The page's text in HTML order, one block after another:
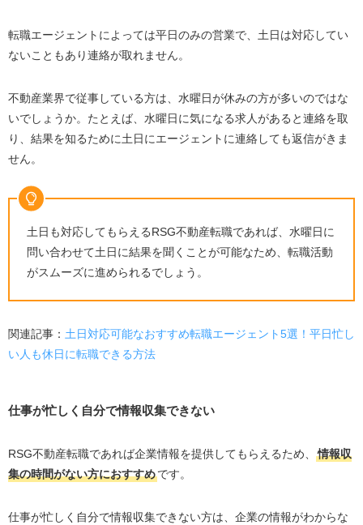
転職エージェントによっては平日のみの営業で、土日は対応してい
ないこともあり連絡が取れません。
不動産業界で従事している方は、水曜日が休みの方が多いのではな
いでしょうか。たとえば、水曜日に気になる求人があると連絡を取
り、結果を知るために土日にエージェントに連絡しても返信がきま
せん。
土日も対応してもらえるRSG不動産転職であれば、水曜日に
問い合わせて土日に結果を聞くことが可能なため、転職活動
がスムーズに進められるでしょう。
関連記事： 土日対応可能なおすすめ転職エージェント5選！平日忙し
い人も休日に転職できる方法
仕事が忙しく自分で情報収集できない
RSG不動産転職であれば企業情報を提供してもらえるため、
情報収
集の時間がない方におすすめです。
仕事が忙しく自分で情報収集できない方は、企業の情報がわからな